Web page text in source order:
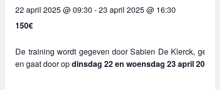
22 april 2025 @ 09:30 -23 april 2025 @ 16:30
150€
De training wordt gegeven door Sabien De Klerck,
en gaat door opdinsdag 22 en woensdag 23 april 2025